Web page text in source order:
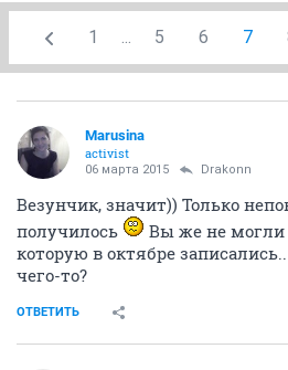
1 ... 5 6 7
Marusina
activist
06 марта 2015 Drakonn
Везунчик, значит)) Только
получилось
Вы же не могли
которую в октябре
чего-то?
ОТВЕТИТЬ